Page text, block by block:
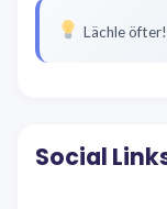
Lächle öfter!
Social